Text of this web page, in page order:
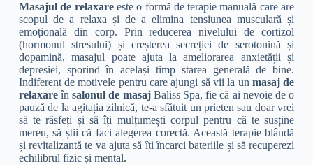
Masajul de relaxareeste o formă de terapie manuală care are
scopul de a relaxa și de a elimina tensiunea musculară și
emoțională din corp. Prin reducerea nivelului de cortizol
(hormonul stresului) și creșterea secreției de serotonină și
dopamină, masajul poate ajuta la ameliorarea anxietății și
depresiei, sporind în același timp starea generală de bine.
Indiferent de motivele pentru care ajungi să vii la un masaj de
relaxareînsalonul de masajBaliss Spa, fie că ai nevoie de o
pauză de la agitația zilnică, te-a sfătuit un prieten sau doar vrei
să te răsfeți și să îți mulțumești corpul pentru că te susține
mereu, să știi că faci alegerea corectă. Această terapie blândă
și revitalizantă te va ajuta să îți încarci bateriile și să recuperezi
echilibrul fizic și mental.